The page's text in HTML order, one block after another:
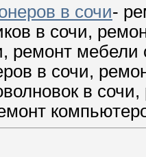
в сочи-
в сочи,
ремонт мебели
в сочи,
в